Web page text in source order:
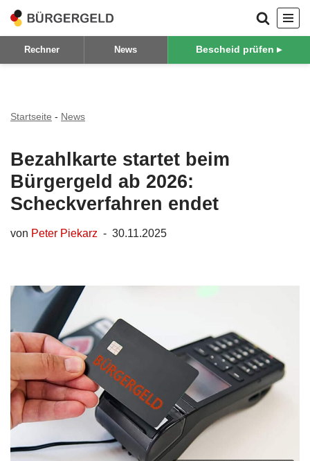
Zum
Inhalt
Rechner News Bescheid prüfen ▸
Startseite - News
Bezahlkarte startet beim
Bürgergeld ab 2026:
Scheckverfahren endet
von Peter Piekarz 30.11.2025